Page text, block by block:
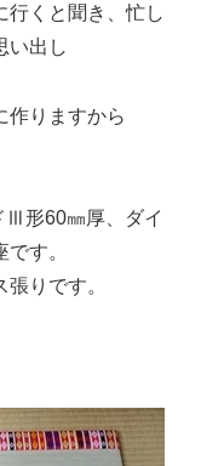
行くと聞き、忙し
い出し
作りますから
Ⅲ形60㎜厚、ダイ
す。
りです。